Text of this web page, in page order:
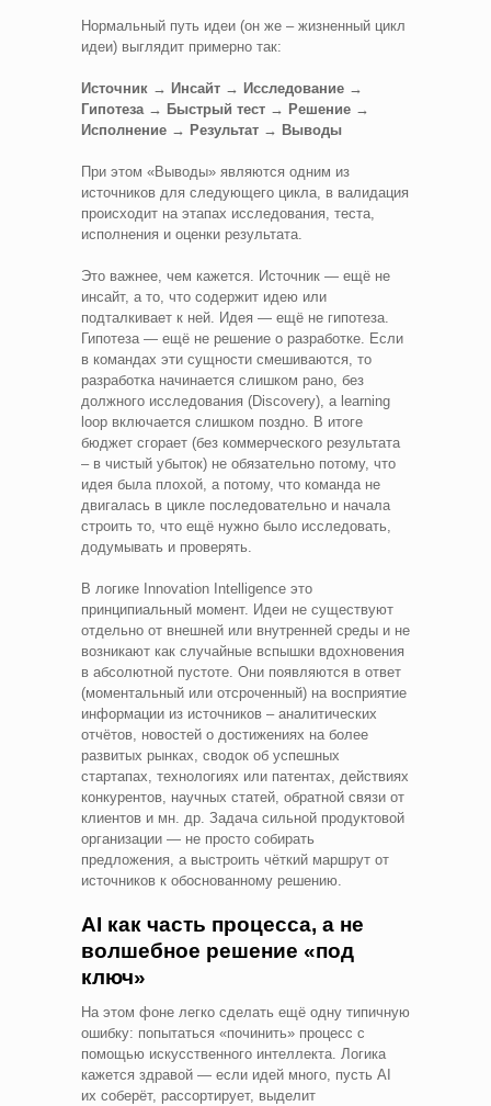
Нормальный путь идеи (он же – жизненный цикл
идеи) выглядит примерно так:
Источник → Инсайт → Исследование →
Гипотеза → Быстрый тест → Решение →
Исполнение → Результат → Выводы
При этом «Выводы» являются одним из
источников для следующего цикла, в валидация
происходит на этапах исследования, теста,
исполнения и оценки результата.
Это важнее, чем кажется. Источник — ещё не
инсайт, а то, что содержит идею или
подталкивает к ней. Идея — ещё не гипотеза.
Гипотеза — ещё не решение о разработке. Если
в командах эти сущности смешиваются, то
разработка начинается слишком рано, без
должного исследования (Discovery), а learning
loop включается слишком поздно. В итоге
бюджет сгорает (без коммерческого результата
– в чистый убыток) не обязательно потому, что
идея была плохой, а потому, что команда не
двигалась в цикле последовательно и начала
строить то, что ещё нужно было исследовать,
додумывать и проверять.
В логике Innovation Intelligence это
принципиальный момент. Идеи не существуют
отдельно от внешней или внутренней среды и не
возникают как случайные вспышки вдохновения
в абсолютной пустоте. Они появляются в ответ
(моментальный или отсроченный) на восприятие
информации из источников – аналитических
отчётов, новостей о достижениях на более
развитых рынках, сводок об успешных
стартапах, технологиях или патентах, действиях
конкурентов, научных статей, обратной связи от
клиентов и мн. др. Задача сильной продуктовой
организации — не просто собирать
предложения, а выстроить чёткий маршрут от
источников к обоснованному решению.
AI как часть процесса, а не
волшебное решение «под
ключ»
На этом фоне легко сделать ещё одну типичную
ошибку: попытаться «починить» процесс с
помощью искусственного интеллекта. Логика
кажется здравой — если идей много, пусть AI
их соберёт, рассортирует, выделит